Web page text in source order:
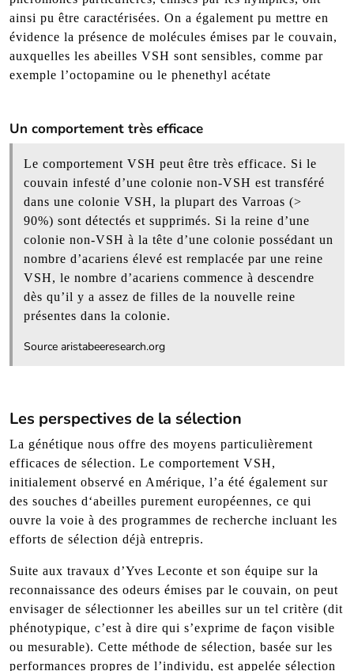
ainsi pu être caractérisées. On a également pu mettre en
évidence la présence de molécules émises par le couvain,
auxquelles les abeilles VSH sont sensibles, comme par
exemple l’octopamine ou le phenethyl acétate
Un comportement très efficace
Le comportement VSH peut être très efficace. Si le
couvain infesté d’une colonie non-VSH est transféré
dans une colonie VSH, la plupart des Varroas (>
90%) sont détectés et supprimés. Si la reine d’une
colonie non-VSH à la tête d’une colonie possédant un
nombre d’acariens élevé est remplacée par une reine
VSH, le nombre d’acariens commence à descendre
dès qu’il y a assez de filles de la nouvelle reine
présentes dans la colonie.
Source aristabeeresearch.org
Les perspectives de la sélection
La génétique nous offre des moyens particulièrement
efficaces de sélection. Le comportement VSH,
initialement observé en Amérique, l’a été également sur
des souches d‘abeilles purement européennes, ce qui
ouvre la voie à des programmes de recherche incluant les
efforts de sélection déjà entrepris.
Suite aux travaux d’Yves Leconte et son équipe sur la
reconnaissance des odeurs émises par le couvain, on peut
envisager de sélectionner les abeilles sur un tel critère (dit
phénotypique, c’est à dire qui s’exprime de façon visible
ou mesurable). Cette méthode de sélection, basée sur les
performances propres de l’individu, est appelée sélection